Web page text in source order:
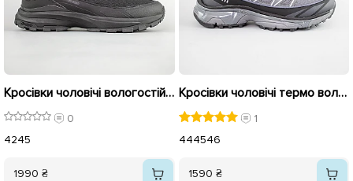
Кросівки чоловічі вологостійкі термо 593461 Чорні
0
4245
1990 ₴
Кросівки чоловічі термо вологостійкі 593511 Сірі
1
444546
1590 ₴